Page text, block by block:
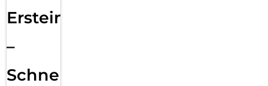
Ersteinrichtung
–
Schnelle